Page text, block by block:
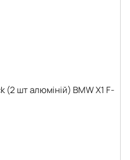
(2 шт алюміній) BMW X1 F-